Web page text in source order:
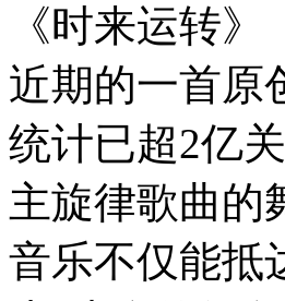
《时来运转
近期的一首原
统计已超2亿
主旋律歌曲的
音乐不仅能抵